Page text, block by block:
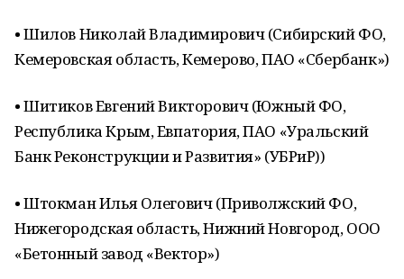
• Шилов Николай Владимирович (Сибирский ФО,
Кемеровская область, Кемерово, ПАО «Сбербанк»)
• Шитиков Евгений Викторович (Южный ФО,
Республика Крым, Евпатория, ПАО «Уральский
Банк Реконструкции и Развития» (УБРиР))
• Штокман Илья Олегович (Приволжский ФО,
Нижегородская область, Нижний Новгород, ООО
«Бетонный завод «Вектор»)